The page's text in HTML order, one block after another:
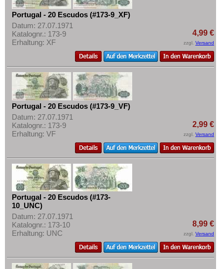
Portugal - 20 Escudos (#173-9_XF)
Datum: 27.07.1971
Katalognr.: 173-9
Erhaltung: XF
4,99 €
zzgl. Versand
Portugal - 20 Escudos (#173-9_VF)
Datum: 27.07.1971
Katalognr.: 173-9
Erhaltung: VF
2,99 €
zzgl. Versand
Portugal - 20 Escudos (#173-
10_UNC)
Datum: 27.07.1971
Katalognr.: 173-10
Erhaltung: UNC
8,99 €
zzgl. Versand